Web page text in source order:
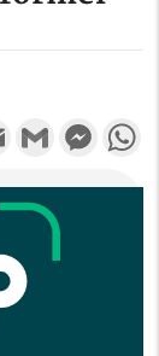
Email Gmail